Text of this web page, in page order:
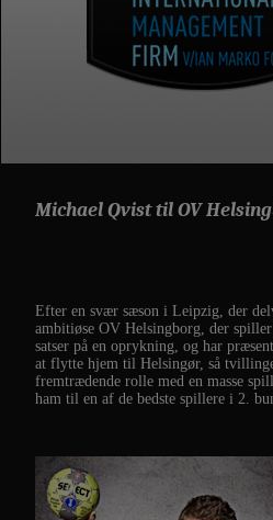
Michael Qvist til OV
Efter en svær sæson i Leipzig, der
ambitiøse OV Helsingborg, der
satser på en oprykning, og har
at flytte hjem til Helsingør, så
fremtrædende rolle med en masse
ham til en af de bedste spillere i 2.